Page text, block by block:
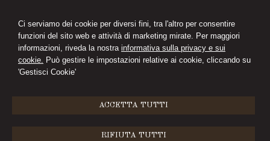
Ci serviamo dei cookie per diversi fini, tra l'altro per consentire
funzioni del sito web e attività di marketing mirate. Per maggiori
informazioni, riveda la nostra informativa sulla privacy e sui
cookie. Può gestire le impostazioni relative ai cookie, cliccando su
'Gestisci Cookie'
ACCETTA TUTTI
RIFIUTA TUTTI
CIMINI&FERRARI
STUDIO LEGALE